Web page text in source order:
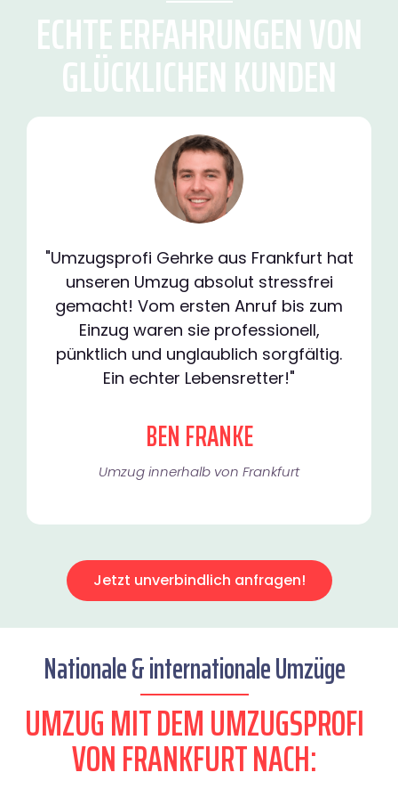
ECHTE ERFAHRUNGEN VON
GLÜCKLICHEN KUNDEN
"Umzugsprofi Gehrke aus Frankfurt hat
unseren Umzug absolut stressfrei
gemacht! Vom ersten Anruf bis zum
Einzug waren sie professionell,
pünktlich und unglaublich sorgfältig.
Ein echter Lebensretter!"
BEN FRANKE
Umzug innerhalb von Frankfurt​
Jetzt unverbindlich anfragen!
Nationale & internationale Umzüge
UMZUG MIT DEM UMZUGSPROFI
VON FRANKFURT NACH: